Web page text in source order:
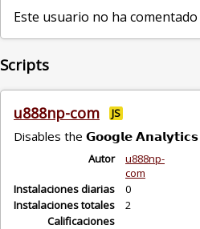
Este usuario no ha
Scripts
u888np-com JS
Disables the 𝗚𝗼𝗼𝗴𝗹𝗲
Autor
u888np-
com
Instalaciones diarias
0
Instalaciones totales
2
Calificaciones